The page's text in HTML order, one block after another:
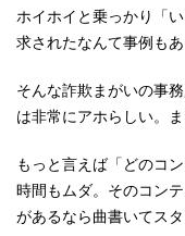
ホイホイと乗っかり「
求されたなんて事例もあ
そんな詐欺まがいの事
は非常にアホらしい。
もっと言えば「どのコ
時間もムダ。そのコン
があるなら曲書いてスタ